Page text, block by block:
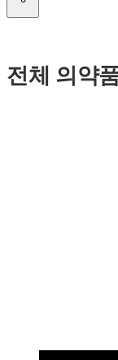
전체 의약